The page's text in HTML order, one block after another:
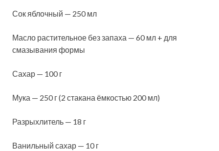
Сок яблочный — 250 мл
Масло растительное без запаха — 60 мл + для
смазывания формы
Сахар — 100 г
Мука — 250 г (2 стакана ёмкостью 200 мл)
Разрыхлитель — 18 г
Ванильный сахар — 10 г